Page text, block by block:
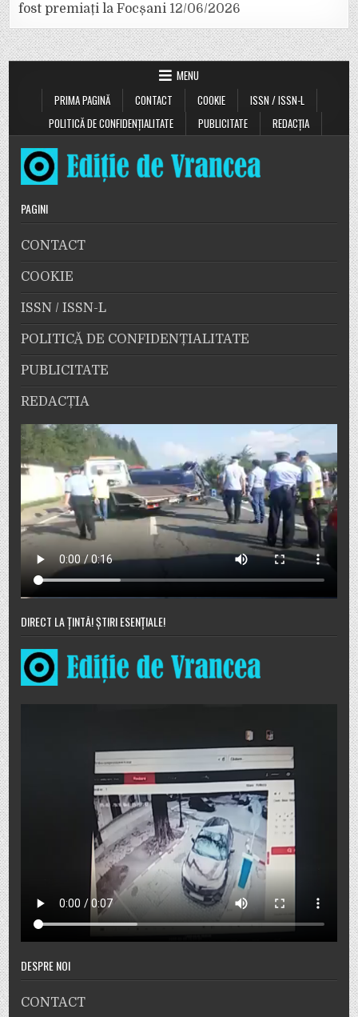
fost premiați la Focșani 12/06/2026
MENU
PRIMA PAGINĂ
CONTACT COOKIE
ISSN / ISSN-L
POLITICĂ DE CONFIDENȚIALITATE
PUBLICITATE REDACȚIA
PAGINI
CONTACT
COOKIE
ISSN / ISSN-L
POLITICĂ DE CONFIDENȚIALITATE
PUBLICITATE
REDACȚIA
DIRECT LA ȚINTĂ! ȘTIRI ESENȚIALE!
DESPRE NOI
CONTACT